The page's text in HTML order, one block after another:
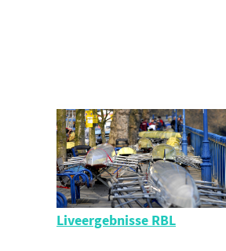
Liveergebnisse RBL